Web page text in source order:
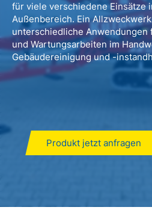
für viele verschiedene Einsätze
Außenbereich. Ein
unterschiedliche Anwendungen
und Wartungsarbeiten im
Gebäudereinigung und -
Produkt jetzt anfragen